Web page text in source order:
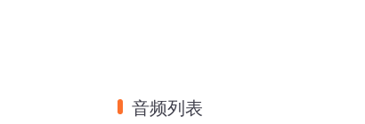
音频列表